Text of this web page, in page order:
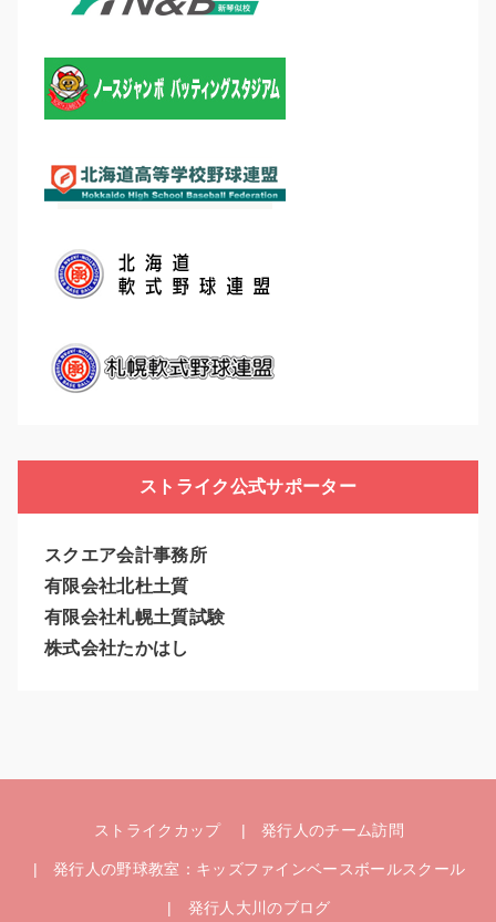
ストライク公式サポーター
スクエア会計事務所
有限会社北杜土質
有限会社札幌土質試験
株式会社たかはし
ストライクカップ 発行人のチーム訪問
発行人の野球教室：キッズファインベースボールスクール
発行人大川のブログ